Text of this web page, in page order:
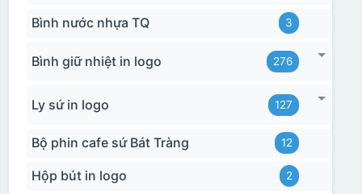
Bình nước nhựa TQ 3
Bình giữ nhiệt in logo 276
Ly sứ in logo 127
Bộ phin cafe sứ Bát Tràng 12
Hộp bút in logo 2